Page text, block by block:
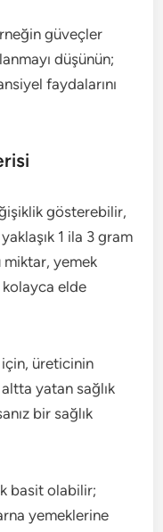
güveçler
düşünün;
faydalarını
gösterebilir,
1 ila 3 gram
yemek
elde
üreticinin
yatan sağlık
bir sağlık
basit olabilir;
yemeklerine